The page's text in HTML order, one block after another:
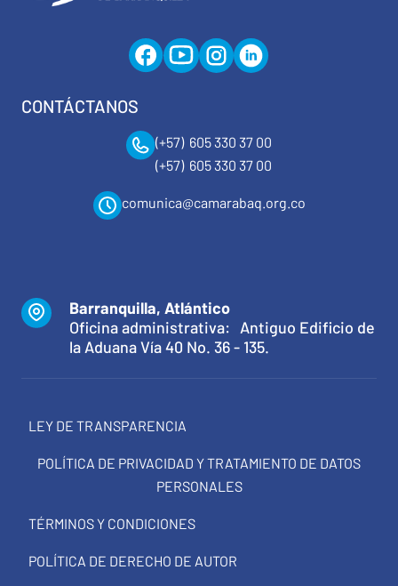
CONTÁCTANOS
(+57) 605 330 37 00
(+57) 605 330 37 00
comunica@camarabaq.org.co
Barranquilla, Atlántico
Oficina administrativa: Antiguo Edificio de
la Aduana Vía 40 No. 36 - 135.
LEY DE TRANSPARENCIA
POLÍTICA DE PRIVACIDAD Y TRATAMIENTO DE DATOS
PERSONALES
TÉRMINOS Y CONDICIONES
POLÍTICA DE DERECHO DE AUTOR